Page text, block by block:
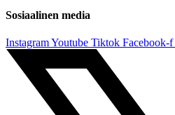
Sosiaalinen media
InstagramYoutube Tiktok Facebook-f